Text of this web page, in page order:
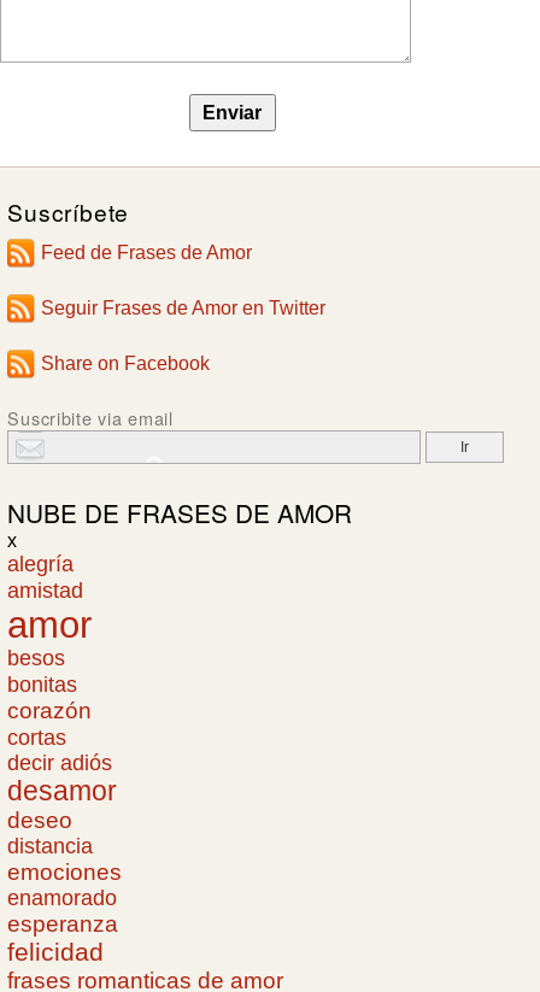
Suscríbete
Feed de Frases de Amor
Seguir Frases de Amor en Twitter
Share on Facebook
Suscribite via email
NUBE DE FRASES DE AMOR
x
alegría
amistad
amor
besos
bonitas
corazón
cortas
decir adiós
desamor
deseo
distancia
emociones
enamorado
esperanza
felicidad
frases romanticas de amor